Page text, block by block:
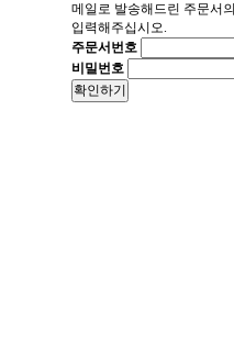
메일로 발송해드린 주문서의
입력해주십시오.
주문서번호
비밀번호
확인하기